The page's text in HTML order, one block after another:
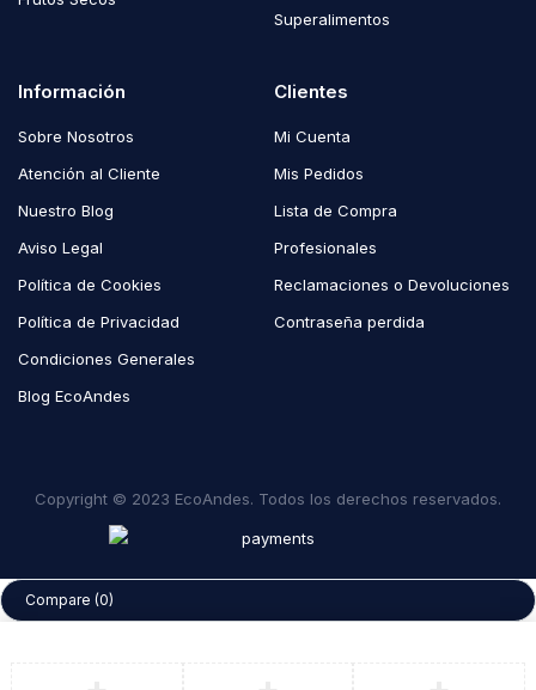
Superalimentos
Información
Sobre Nosotros
Atención al Cliente
Nuestro Blog
Aviso Legal
Política de Cookies
Política de Privacidad
Condiciones Generales
Blog EcoAndes
Clientes
Mi Cuenta
Mis Pedidos
Lista de Compra
Profesionales
Reclamaciones o Devoluciones
Contraseña perdida
Copyright © 2023 EcoAndes. Todos los derechos reservados.
Compare (0)